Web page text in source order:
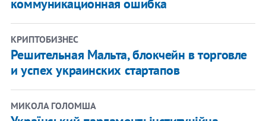
КРИПТОБИЗНЕС
Решительная Мальта, блокчейн в торговле
и успех украинских стартапов
МИКОЛА ГОЛОМША